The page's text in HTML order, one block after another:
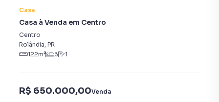
Casa
Casa à Venda em Centro
Centro
Rolândia, PR
122m² 3 1
R$ 650.000,00Venda